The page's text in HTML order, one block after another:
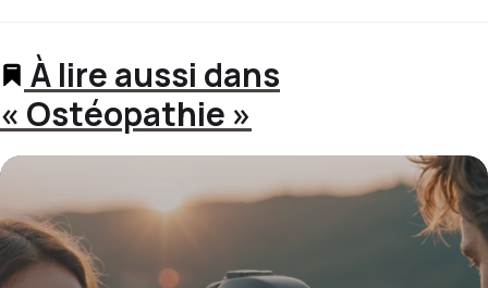
À lire aussi dans
« Ostéopathie »